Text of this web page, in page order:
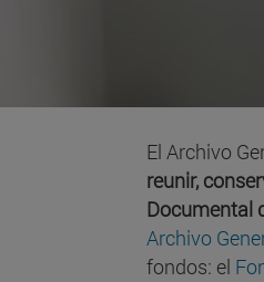
El Archivo
reunir,
Documental
Archivo
fondos: el